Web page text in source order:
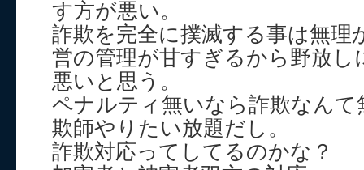
す方が悪い。
詐欺を完全に撲滅する事は無理
営の管理が甘すぎるから野放し
悪いと思う。
ペナルティ無いなら詐欺なん
欺師やりたい放題だし。
詐欺対応ってしてるのかな？